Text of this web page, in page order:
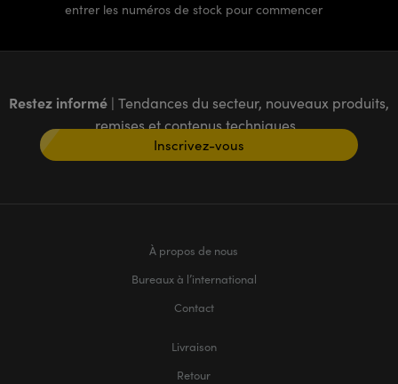
entrer les numéros de stock pour commencer
Restez informé | Tendances du secteur, nouveaux produits,
remises et contenus techniques
Inscrivez-vous
À propos de nous
Bureaux à l’international
Contact
Livraison
Retour